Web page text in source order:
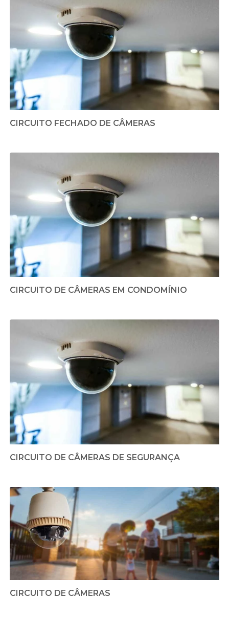
CIRCUITO FECHADO DE CÂMERAS
CIRCUITO DE CÂMERAS EM CONDOMÍNIO
CIRCUITO DE CÂMERAS DE SEGURANÇA
CIRCUITO DE CÂMERAS